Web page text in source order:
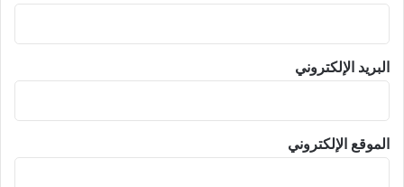
البريد الإلكتروني
الموقع الإلكتروني